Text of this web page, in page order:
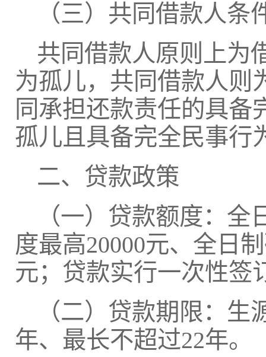
（三）共同借款人条
共同借款人原则上为
为孤儿，共同借款人则
同承担还款责任的具
孤儿且具备完全民事行
二、贷款政策
（一）贷款额度：
度最高20000元、全日
元；贷款实行一次性签
（二）贷款期限：
年、最长不超过22年。